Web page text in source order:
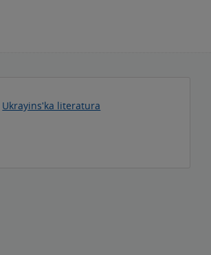
Ukrayinsʹka literatura